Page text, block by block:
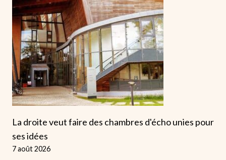
La droite veut faire des chambres d'écho unies pour
ses idées
7 août 2026